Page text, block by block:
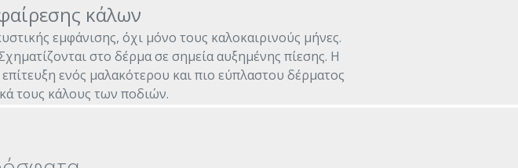
κάλων
εμφάνισης, όχι μόνο τους καλοκαιρινούς μήνες.
στο δέρμα σε σημεία αυξημένης πίεσης. Η
ενός μαλακότερου και πιο εύπλαστου δέρματος
τους κάλους των ποδιών.